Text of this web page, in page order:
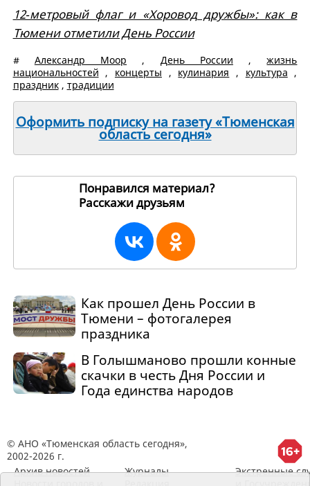
12‑метровый флаг и «Хоровод дружбы»: как в
Тюмени отметили День России
# Александр Моор , День России ,жизнь
национальностей , концерты , кулинария , культура ,
праздник, традиции
Оформить подписку на газету «Тюменская
область сегодня»
Понравился материал?
Расскажи друзьям
Как прошел День России в
Тюмени – фотогалерея
праздника
В Голышманово прошли конные
скачки в честь Дня России и
Года единства народов
© АНО «Тюменская область сегодня»,
2002-2026 г.
Архив новостей
Журналы
Экстренные